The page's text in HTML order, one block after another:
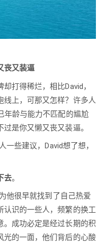
丧又装逼
打得稀烂，相比David，
线上，可那又怎样？许多人
年龄与能力不匹配的尴尬
是你又懒又丧又装逼。
一些建议，David想了想，
去。
他很早就找到了自己热爱
认识的一些人，频繁的换工
。成功必定是经过长期的积
光的一面，他们背后的心酸